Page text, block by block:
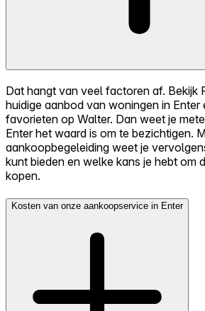
Dat hangt van veel factoren af. Bekijk
huidige aanbod van woningen in Enter
favorieten op Walter. Dan weet je
Enter het waard is om te bezichtigen.
aankoopbegeleiding weet je
kunt bieden en welke kans je hebt om
kopen.
Kosten van onze aankoopservice in Enter